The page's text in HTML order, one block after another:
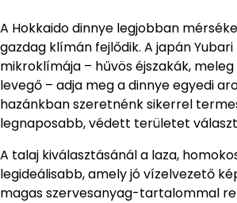
A Hokkaido dinnye legjobban
gazdag klímán fejlődik. A japán
mikroklímája – hűvös éjszakák,
levegő – adja meg a dinnye egyedi
hazánkban szeretnénk sikerrel
legnaposabb, védett területet
A talaj kiválasztásánál a laza,
legideálisabb, amely jó vízelvezető
magas szervesanyag-tartalommal